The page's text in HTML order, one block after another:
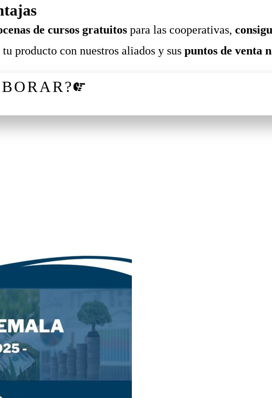
de cursos gratuitos para las cooperativas,
producto con nuestros aliados y sus puntos de venta